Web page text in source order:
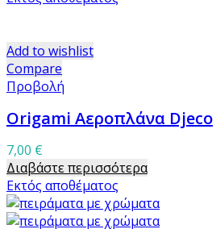
Add to wishlist
Compare
Προβολή
Origami Αεροπλάνα Djeco
7,00 €
Διαβάστε περισσότερα
Εκτός αποθέματος